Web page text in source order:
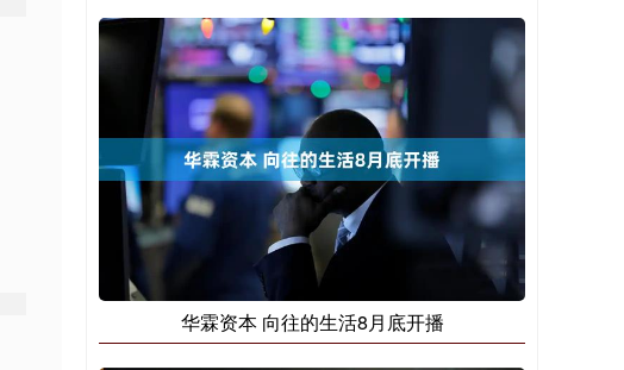
华霖资本 向往的生活8月底开播